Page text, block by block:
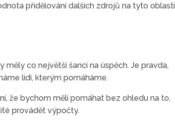
přidělování dalších zdrojů na tyto oblasti
co největší šanci na úspěch. Je pravda,
lidi, kterým pomáháme.
že bychom měli pomáhat bez ohledu na to,
provádět výpočty.